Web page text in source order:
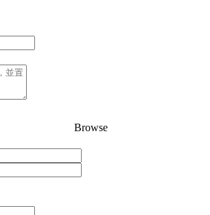
Browse